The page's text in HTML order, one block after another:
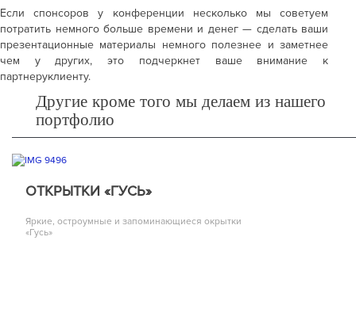
Если спонсоров у конференции несколько мы советуем
потратить немного больше времени и денег — сделать ваши
презентационные материалы немного полезнее и заметнее
чем у других, это подчеркнет ваше внимание к
партнеруклиенту.
Другие кроме того мы делаем из нашего
портфолио
ОТКРЫТКИ «ГУСЬ»
Яркие, остроумные и запоминающиеся окрытки
«Гусь»